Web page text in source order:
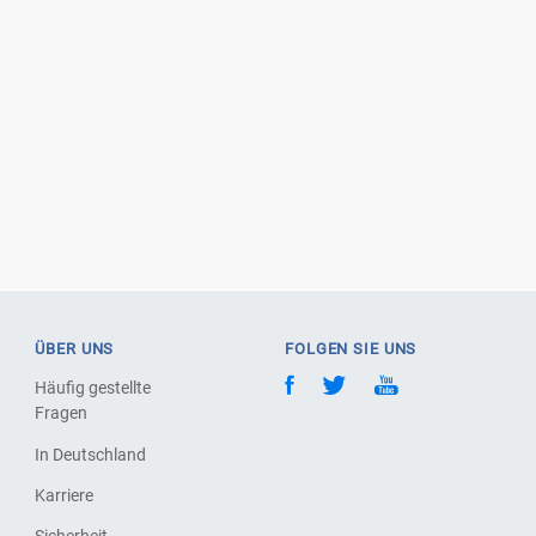
ÜBER UNS
Häufig gestellte
Fragen
In Deutschland
Karriere
FOLGEN SIE UNS